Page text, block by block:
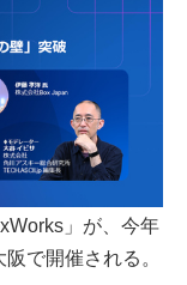
」が、今年
で開催される。